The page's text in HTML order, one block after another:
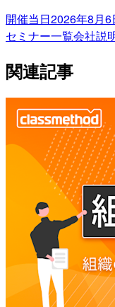
開催当日2026年8月6
セミナー一覧会社説
関連記事